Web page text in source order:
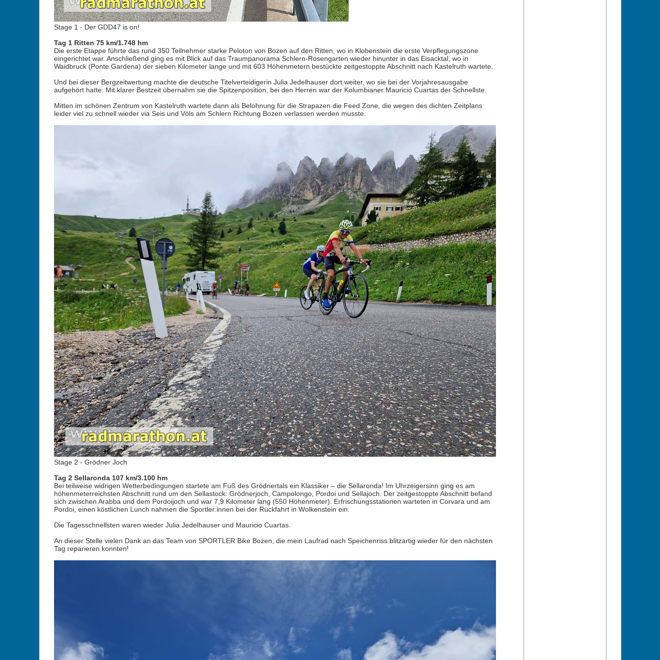
Stage 1 - Der GDD47 is on!
Tag 1 Ritten 75 km/1.748 hm
Die erste Etappe führte das rund 350 Teilnehmer starke Peloton von Bozen auf den Ritten, wo in Klobenstein die erste Verpflegungszone
eingerichtet war. Anschließend ging es mit Blick auf das Traumpanorama Schlern-Rosengarten wieder hinunter in das Eisacktal, wo in
Waidbruck (Ponte Gardena) der sieben Kilometer lange und mit 603 Höhenmetern bestückte zeitgestoppte Abschnitt nach Kastelruth wartete.
Und bei dieser Bergzeitwertung machte die deutsche Titelverteidigerin Julia Jedelhauser dort weiter, wo sie bei der Vorjahresausgabe
aufgehört hatte: Mit klarer Bestzeit übernahm sie die Spitzenposition, bei den Herren war der Kolumbianer Mauricio Cuartas der Schnellste.
Mitten im schönen Zentrum von Kastelruth wartete dann als Belohnung für die Strapazen die Feed Zone, die wegen des dichten Zeitplans
leider viel zu schnell wieder via Seis und Völs am Schlern Richtung Bozen verlassen werden musste.
Stage 2 - Grödner Joch
Tag 2 Sellaronda 107 km/3.100 hm
Bei teilweise widrigen Wetterbedingungen startete am Fuß des Grödnertals ein Klassiker – die Sellaronda! Im Uhrzeigersinn ging es am
höhenmeterreichsten Abschnitt rund um den Sellastock: Grödnerjoch, Campolongo, Pordoi und Sellajoch. Der zeitgestoppte Abschnitt befand
sich zwischen Arabba und dem Pordoijoch und war 7,9 Kilometer lang (550 Höhenmeter). Erfrischungsstationen warteten in Corvara und am
Pordoi, einen köstlichen Lunch nahmen die Sportler:innen bei der Rückfahrt in Wolkenstein ein.
Die Tagesschnellsten waren wieder Julia Jedelhauser und Mauricio Cuartas.
An dieser Stelle vielen Dank an das Team von SPORTLER Bike Bozen, die mein Laufrad nach Speichenriss blitzartig wieder für den nächsten
Tag reparieren konnten!